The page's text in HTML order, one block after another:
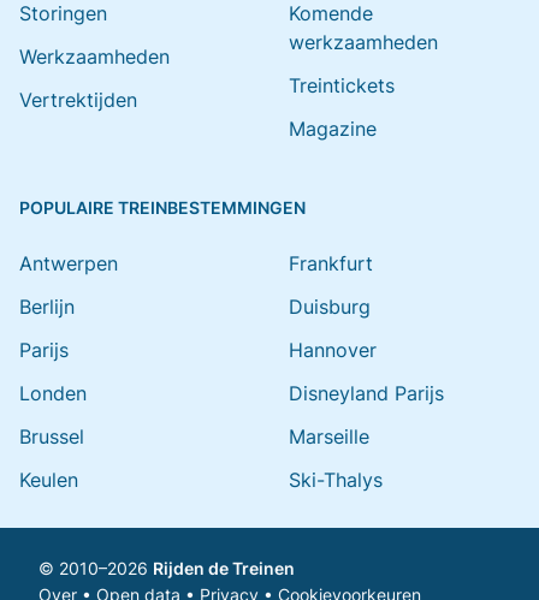
Storingen
Werkzaamheden
Vertrektijden
Komende
werkzaamheden
Treintickets
Magazine
POPULAIRE TREINBESTEMMINGEN
Antwerpen
Berlijn
Parijs
Londen
Brussel
Keulen
Frankfurt
Duisburg
Hannover
Disneyland Parijs
Marseille
Ski-Thalys
© 2010–2026 Rijden de Treinen
Over • Open data • Privacy • Cookievoorkeuren